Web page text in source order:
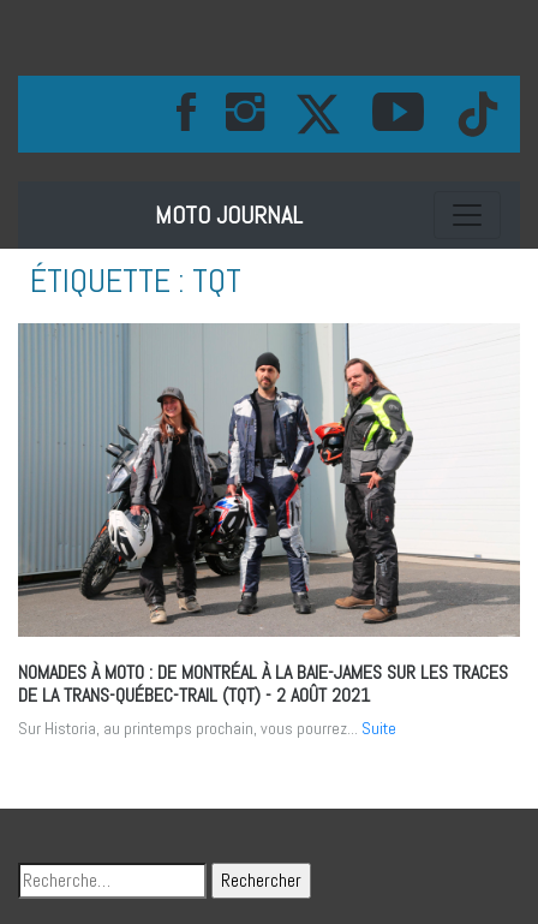
MOTO JOURNAL Toggle
ÉTIQUETTE : TQT
NOMADES À MOTO : DE MONTRÉAL À LA BAIE-JAMES SUR LES TRACES
DE LA TRANS-QUÉBEC-TRAIL (TQT)- 2 AOÛT 2021
Sur Historia, au printemps prochain, vous pourrez... Suite